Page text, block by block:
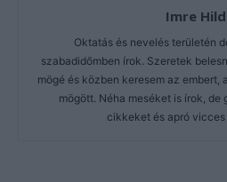
Imre
Oktatás és nevelés területén
szabadidőmben írok. Szeretek
mögé és közben keresem az embert,
mögött. Néha meséket is írok, de
cikkeket és apró vicces